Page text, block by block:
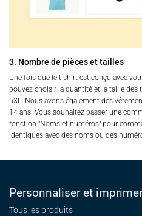
3. Nombre de pièces et tailles
Une fois que le t-shirt est conçu avec
pouvez choisir la quantité et la taille des
5XL. Nous avons également des
14 ans. Vous souhaitez passer une
fonction "Noms et numéros" pour
identiques avec des noms ou des
Personnaliser et imprimer
Tous les produits